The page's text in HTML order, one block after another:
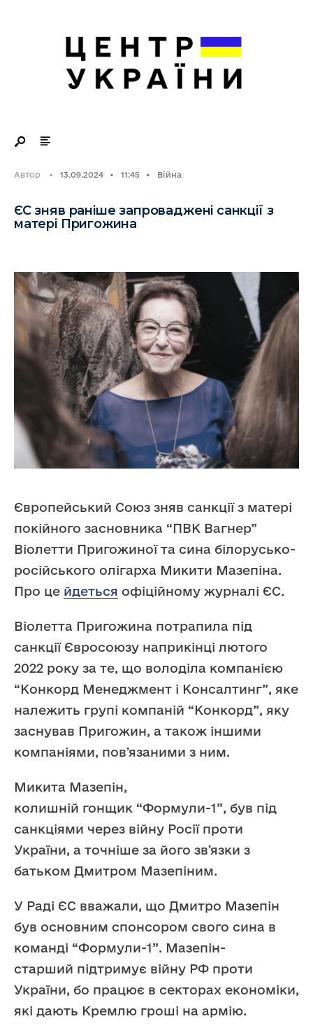
Автор • 13.09.2024 • 11:45 • Війна
ЄС зняв раніше запроваджені санкції з
матері Пригожина
Європейський Союз зняв санкції з матері
покійного засновника “ПВК Вагнер”
Віолетти Пригожиної та сина білорусько-
російського олігарха Микити Мазепіна.
Про це йдеться офіційному журналі ЄС.
Віолетта Пригожина потрапила під
санкції Євросоюзу наприкінці лютого
2022 року за те, що володіла компанією
“Конкорд Менеджмент і Консалтинг”, яке
належить групі компаній “Конкорд”, яку
заснував Пригожин, а також іншими
компаніями, повʼязаними з ним.
Микита Мазепін,
колишній гонщик “Формули-1”, був під
санкціями через війну Росії проти
України, а точніше за його звʼязки з
батьком Дмитром Мазепіним.
У Раді ЄС вважали, що Дмитро Мазепін
був основним спонсором свого сина в
команді “Формули-1”. Мазепін-
старший підтримує війну РФ проти
України, бо працює в секторах економіки,
які дають Кремлю гроші на армію.